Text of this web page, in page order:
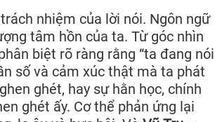
nhiệm của lời nói. Ngôn ngữ
tâm hồn của ta. Từ góc nhìn
biệt rõ ràng rằng “ta đang nói
số và cảm xúc thật mà ta phát
ghét, hay sự hằn học, chính
ghét ấy. Cơ thể phản ứng lại